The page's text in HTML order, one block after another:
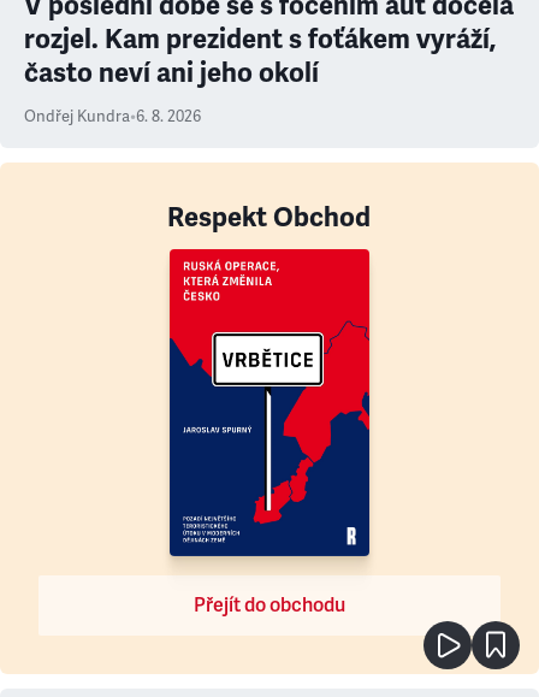
rozjel. Kam prezident s foťákem vyráží,
často neví ani jeho okolí
Ondřej Kundra•6. 8. 2026
Respekt Obchod
Přejít do obchodu